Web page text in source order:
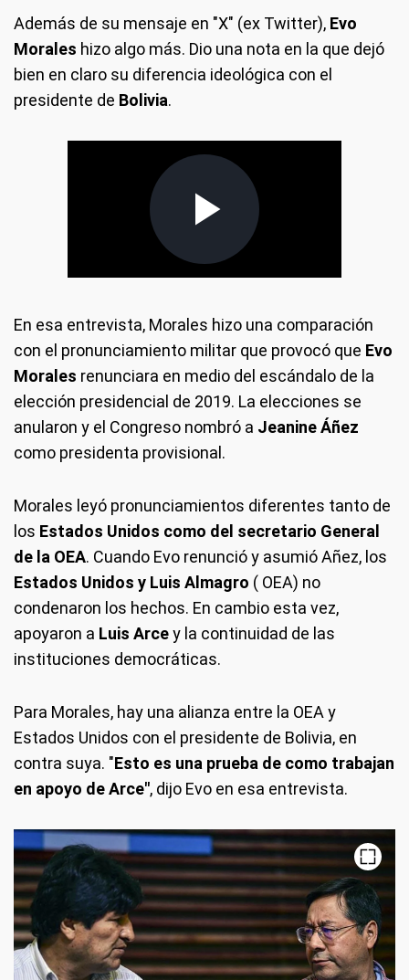
Además de su mensaje en "X" (ex Twitter), Evo
Morales hizo algo más. Dio una nota en la que dejó
bien en claro su diferencia ideológica con el
presidente de Bolivia.
En esa entrevista, Morales hizo una comparación
con el pronunciamiento militar que provocó que Evo
Morales renunciara en medio del escándalo de la
elección presidencial de 2019. La elecciones se
anularon y el Congreso nombró a Jeanine Áñez
como presidenta provisional.
Morales leyó pronunciamientos diferentes tanto de
los Estados Unidos como del secretario General
de la OEA. Cuando Evo renunció y asumió Añez, los
Estados Unidos y Luis Almagro ( OEA) no
condenaron los hechos. En cambio esta vez,
apoyaron a Luis Arcey la continuidad de las
instituciones democráticas.
Para Morales, hay una alianza entre la OEA y
Estados Unidos con el presidente de Bolivia, en
contra suya. "Esto es una prueba de como trabajan
en apoyo de Arce", dijo Evo en esa entrevista.